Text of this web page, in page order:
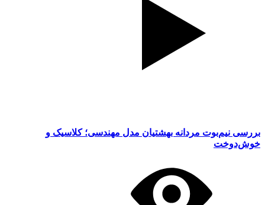
بررسی نیم‌بوت مردانه بهشتیان مدل مهندسی؛ کلاسیک و
خوش‌دوخت